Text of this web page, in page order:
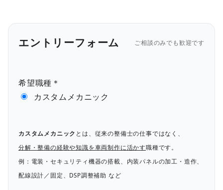
エントリーフォーム ご相談のみでも歓迎です
希望職種＊
カスタムメカニック
カスタムメカニック とは、従来の整備士の仕事ではなく、
分解・整備の経験や知識を車両制作に活かす職種です。
例：電装・セキュリティ機器の搭載、内装パネルの加工・造作、
配線設計／固定、DSP調整補助 など